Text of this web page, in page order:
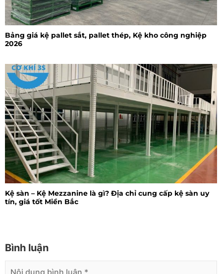
Bảng giá kệ pallet sắt, pallet thép, Kệ kho công nghiệp
2026
Kệ sàn – Kệ Mezzanine là gì? Địa chỉ cung cấp kệ sàn uy
tín, giá tốt Miền Bắc
Bình luận